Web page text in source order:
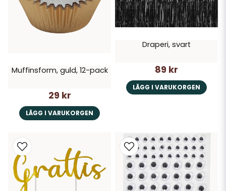
Muffinsform, guld, 12-pack
29 kr
LÄGG I VARUKORGEN
Draperi, svart
89 kr
LÄGG I VARUKORGEN